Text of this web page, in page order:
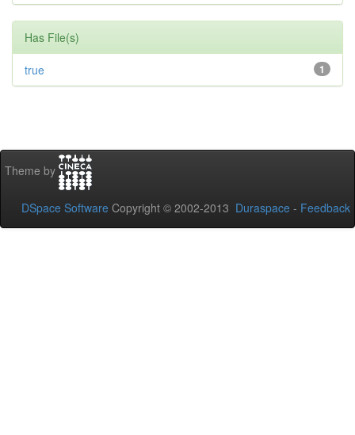
Has File(s)
1
true
Theme by
DSpace Software Copyright © 2002-2013 Duraspace - Feedback